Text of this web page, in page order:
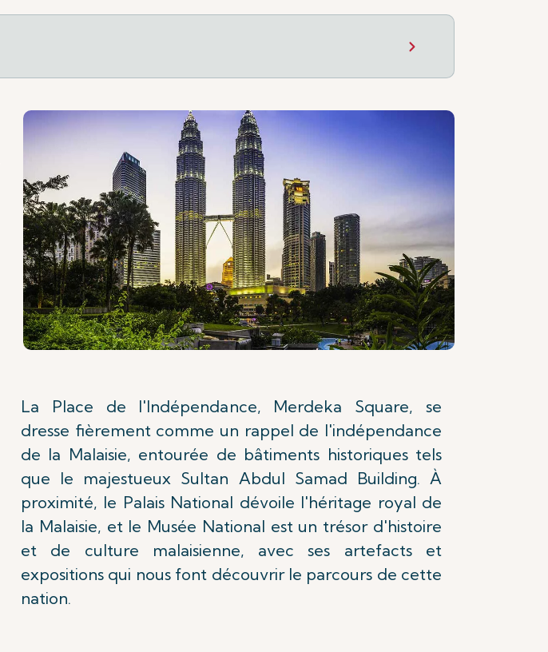
La Place de l'Indépendance, Merdeka Square, se
dresse fièrement comme un rappel de l'indépendance
de la Malaisie, entourée de bâtiments historiques tels
que le majestueux Sultan Abdul Samad Building. À
proximité, le Palais National dévoile l'héritage royal de
la Malaisie, et le Musée National est un trésor d'histoire
et de culture malaisienne, avec ses artefacts et
expositions qui nous font découvrir le parcours de cette
nation.